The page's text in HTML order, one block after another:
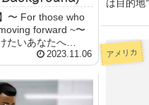
〜 For those who
forward ~〜
たいあなたへ
no accident. It is
2023.11.06
は目的地
動する
んだよ。
アメリカ